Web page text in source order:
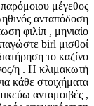
μέγεθος
ανταπόδοση
φιλίπ , μηνιαίο
birl μισθοί
το καζίνο
η . Η κλιμακωτή
κάθε στοιχήματα
ανταμοιβές ,